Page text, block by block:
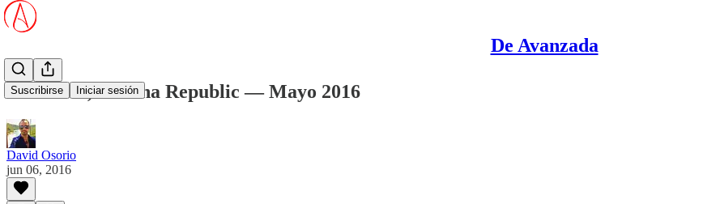
De Avanzada
Suscribirse Iniciar sesión
Colombia, Banana Republic — Mayo 2016
David Osorio
jun 06, 2016